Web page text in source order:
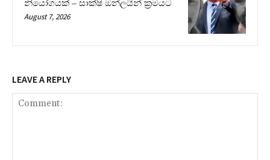
නියෝගයක් – සාක්ෂි ඔන්ලයින් ක්‍රමයට
August 7, 2026
LEAVE A REPLY